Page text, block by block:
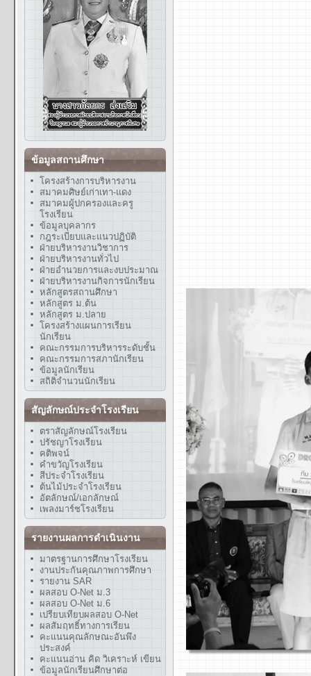
ข้อมูลสถานศึกษา
โครงสร้างการบริหารงาน
สมาคมศิษย์เก่าเทา-แดง
สมาคมผู้ปกครองและครู
โรงเรียน
ข้อมูลบุคลากร
กฎระเบียบและแนวปฏิบัติ
ฝ่ายบริหารงานวิชาการ
ฝ่ายบริหารงานทั่วไป
ฝ่ายอำนวยการและงบประมาณ
ฝ่ายบริหารงานกิจการนักเรียน
หลักสูตรสถานศึกษา
หลักสูตร ม.ต้น
หลักสูตร ม.ปลาย
โครงสร้างแผนการเรียน
นักเรียน
คณะกรรมการบริหารระดับชั้น
คณะกรรมการสภานักเรียน
ข้อมูลนักเรียน
สถิติจำนวนนักเรียน
สัญลักษณ์ประจำโรงเรียน
ตราสัญลักษณ์โรงเรียน
ปรัชญาโรงเรียน
คติพจน์
คำขวัญโรงเรียน
สีประจำโรงเรียน
ต้นไม้ประจำโรงเรียน
อัตลักษณ์/เอกลักษณ์
เพลงมาร์ชโรงเรียน
รายงานผลการดำเนินงาน
มาตรฐานการศึกษาโรงเรียน
งานประกันคุณภาพการศึกษา
รายงาน SAR
ผลสอบ O-Net ม.3
ผลสอบ O-Net ม.6
เปรียบเทียบผลสอบ O-Net
ผลสัมฤทธิ์ทางการเรียน
คะแนนคุณลักษณะอันพึง
ประสงค์
คะแนนอ่าน คิด วิเคราะห์ เขียน
ข้อมูลนักเรียนศึกษาต่อ